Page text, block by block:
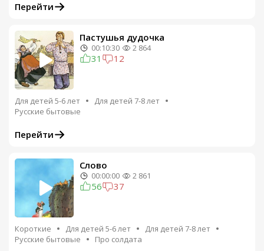
Перейти
Пастушья дудочка
00:10:30 2 864
31 12
Для детей 5-6 лет
Для детей 7-8 лет
Русские бытовые
Перейти
Слово
00:00:00 2 861
56 37
Короткие Для детей 5-6 лет
Для детей 7-8 лет
Русские бытовые
Про солдата